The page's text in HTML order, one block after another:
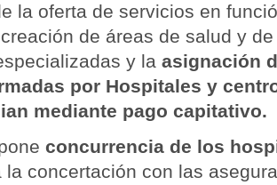
la oferta de servicios en
de áreas de salud y
y la asignación
por Hospitales y
mediante pago capitativo.
concurrencia de los
la concertación con las